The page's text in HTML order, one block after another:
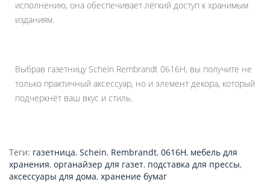
исполнению, она обеспечивает лёгкий доступ к хранимым
изданиям.
Выбрав газетницу Schein Rembrandt 0616H, вы получите не
только практичный аксессуар, но и элемент декора, который
подчеркнёт ваш вкус и стиль.
Теги: газетница, Schein, Rembrandt, 0616H, мебель для
хранения, органайзер для газет, подставка для прессы,
аксессуары для дома, хранение бумаг